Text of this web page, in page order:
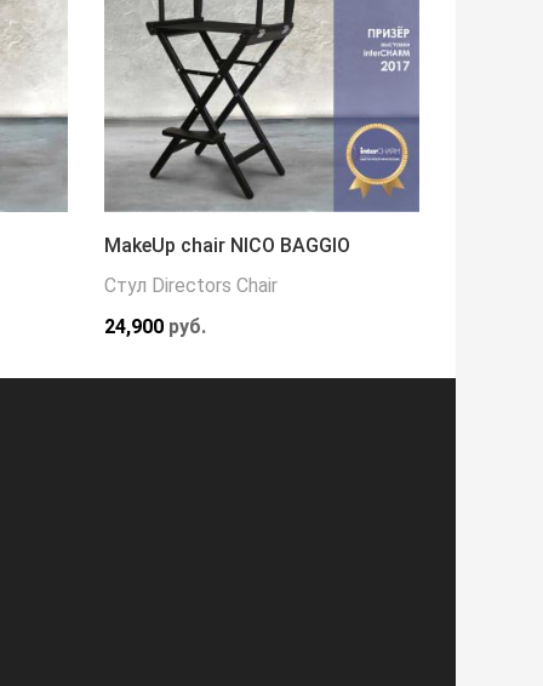
MakeUp chair NICO BAGGIO
Стул Directors Chair
24,900 руб.